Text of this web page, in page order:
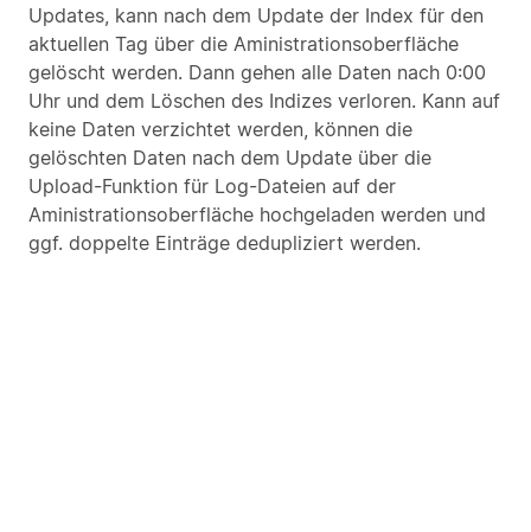
Updates, kann nach dem Update der Index für den
aktuellen Tag über die Aministrationsoberfläche
gelöscht werden. Dann gehen alle Daten nach 0:00
Uhr und dem Löschen des Indizes verloren. Kann auf
keine Daten verzichtet werden, können die
gelöschten Daten nach dem Update über die
Upload-Funktion für Log-Dateien auf der
Aministrationsoberfläche hochgeladen werden und
ggf. doppelte Einträge dedupliziert werden.